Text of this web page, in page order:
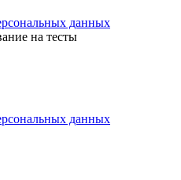
данных
на тесты
данных